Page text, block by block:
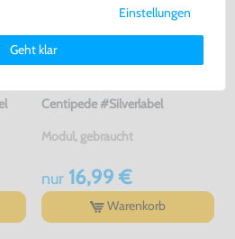
Centipede #Silverlabel
Modul, gebraucht
nur16,99 €
Warenkorb
von uns verwendeten Cookies und
findest Du in unsererDaten­schutz­
.
Einstellungen
Geht klar